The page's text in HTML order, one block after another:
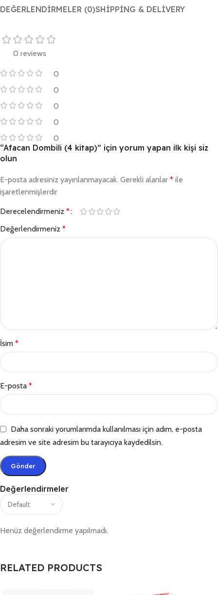
DEĞERLENDIRMELER (0)SHIPPING & DELIVERY
0 reviews
0
0
0
0
0
Değerlendirmeler
Henüz değerlendirme yapılmadı.
“Afacan Dombili (4 kitap)” için yorum yapan ilk kişi siz
olun
E-posta adresiniz yayınlanmayacak. Gerekli alanlar * ile
işaretlenmişlerdir
Derecelendirmeniz *
Değerlendirmeniz *
İsim *
E-posta *
Daha sonraki yorumlarımda kullanılması için adım, e-posta
adresim ve site adresim bu tarayıcıya kaydedilsin.
RELATED PRODUCTS